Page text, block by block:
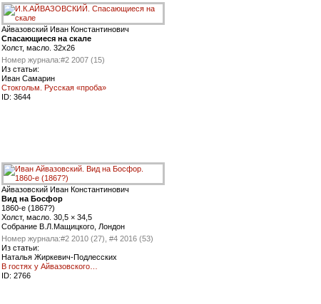
Айвазовский Иван Константинович
Cпасающиеся на скале
Холст, масло. 32x26
Номер журнала:#2 2007 (15)
Из статьи:
Иван Самарин
Стокгольм. Русская «проба»
ID: 3644
Айвазовский Иван Константинович
Вид на Босфор
1860-е (1867?)
Холст, масло. 30,5 × 34,5
Cобрание В.Л.Мащицкого, Лондон
Номер журнала:#2 2010 (27), #4 2016 (53)
Из статьи:
Наталья Жиркевич-Подлесских
В гостях у Айвазовского…
ID: 2766